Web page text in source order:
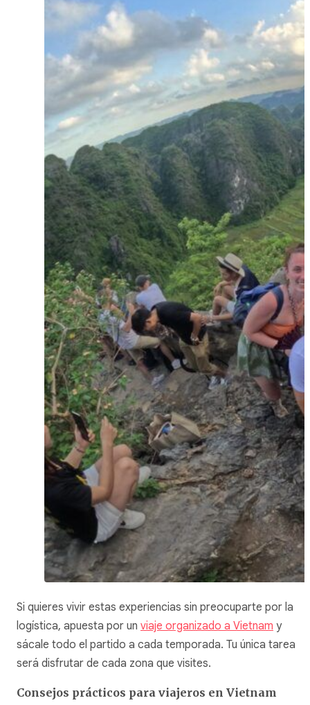
Si quieres vivir estas experiencias sin preocuparte por la
logística, apuesta por un viaje organizado a Vietnam y
sácale todo el partido a cada temporada. Tu única tarea
será disfrutar de cada zona que visites.
Consejos prácticos para viajeros en Vietnam